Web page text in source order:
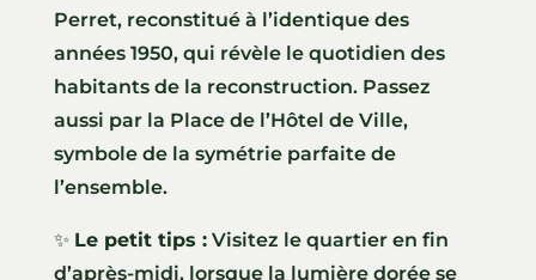
Perret, reconstitué à l’identique des
années 1950, qui révèle le quotidien des
habitants de la reconstruction. Passez
aussi par la Place de l’Hôtel de Ville,
symbole de la symétrie parfaite de
l’ensemble.
✨ Le petit tips :Visitez le quartier en fin
d’après-midi, lorsque la lumière dorée se